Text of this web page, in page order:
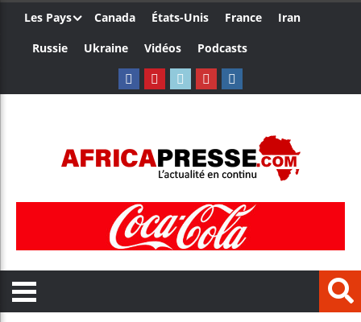
Les Pays Canada États-Unis France
Iran
Russie
Ukraine Vidéos Podcasts